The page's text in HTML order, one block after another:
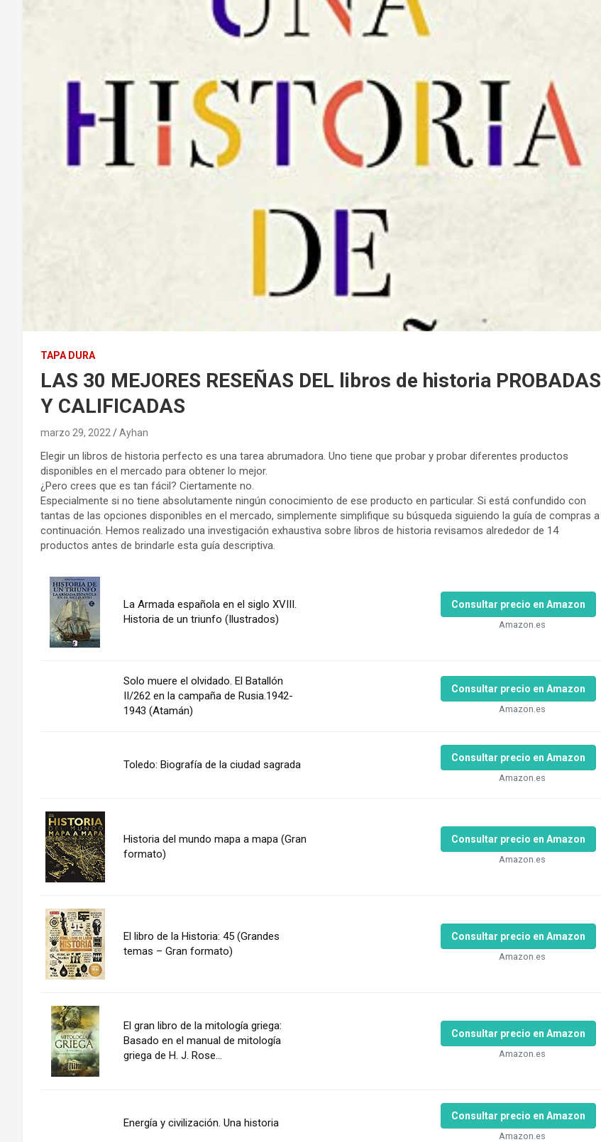
TAPA DURA
LAS 30 MEJORES RESEÑAS DEL libros de historia PROBADAS
Y CALIFICADAS
marzo 29, 2022 Ayhan
Elegir un libros de historia perfecto es una tarea abrumadora. Uno tiene que probar y probar diferentes productos
disponibles en el mercado para obtener lo mejor.
¿Pero crees que es tan fácil? Ciertamente no.
Especialmente si no tiene absolutamente ningún conocimiento de ese producto en particular. Si está confundido con
tantas de las opciones disponibles en el mercado, simplemente simplifique su búsqueda siguiendo la guía de compras a
continuación. Hemos realizado una investigación exhaustiva sobre libros de historia revisamos alrededor de 14
productos antes de brindarle esta guía descriptiva.
La Armada española en el siglo XVIII.
Historia de un triunfo (Ilustrados)
Consultar precio en Amazon
Amazon.es
Solo muere el olvidado. El Batallón
II/262 en la campaña de Rusia.1942-
1943 (Atamán)
Consultar precio en Amazon
Amazon.es
Toledo: Biografía de la ciudad sagrada
Consultar precio en Amazon
Amazon.es
Historia del mundo mapa a mapa (Gran
formato)
Consultar precio en Amazon
Amazon.es
El libro de la Historia: 45 (Grandes
temas – Gran formato)
Consultar precio en Amazon
Amazon.es
El gran libro de la mitología griega:
Basado en el manual de mitología
griega de H. J. Rose...
Consultar precio en Amazon
Amazon.es
Energía y civilización. Una historia
Consultar precio en Amazon
Amazon.es